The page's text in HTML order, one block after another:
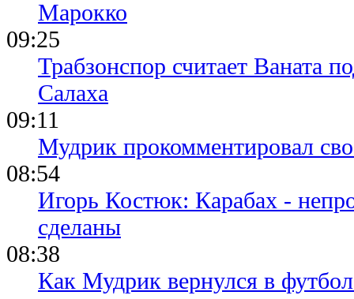
Марокко
09:25
Трабзонспор считает Ваната
Салаха
09:11
Мудрик прокомментировал
08:54
Игорь Костюк: Карабах -
сделаны
08:38
Как Мудрик вернулся в